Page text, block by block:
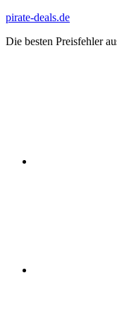
Zum
springen
pirate-deals.de
Die besten Preisfehler